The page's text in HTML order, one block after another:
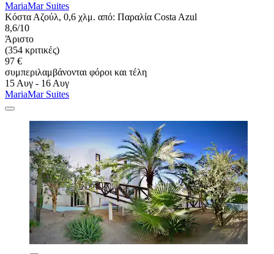
MariaMar Suites
Κόστα Αζούλ, 0,6 χλμ. από: Παραλία Costa Azul
8,6/10
Άριστο
(354 κριτικές)
97 €
συμπεριλαμβάνονται φόροι και τέλη
15 Αυγ - 16 Αυγ
MariaMar Suites